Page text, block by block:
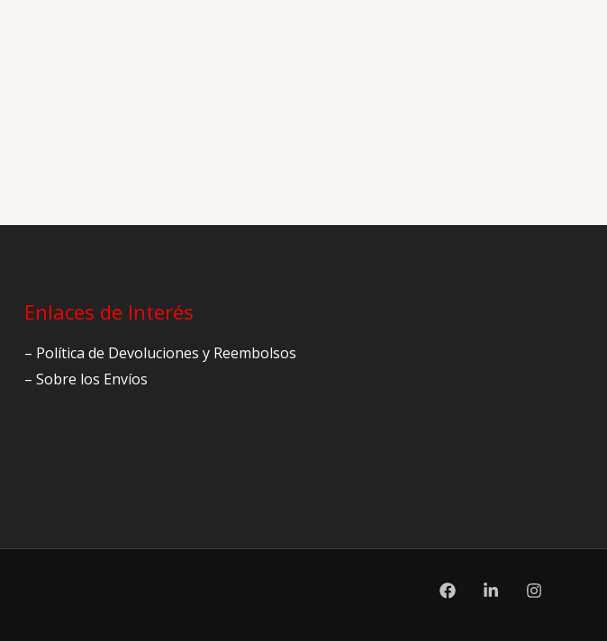
Enlaces de Interés
– Política de Devoluciones y Reembolsos
– Sobre los Envíos